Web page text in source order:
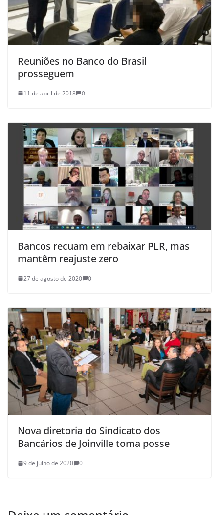
Reuniões no Banco do Brasil
prosseguem
11 de abril de 2018 0
Bancos recuam em rebaixar PLR, mas
mantêm reajuste zero
27 de agosto de 2020 0
Nova diretoria do Sindicato dos
Bancários de Joinville toma posse
9 de julho de 2020 0